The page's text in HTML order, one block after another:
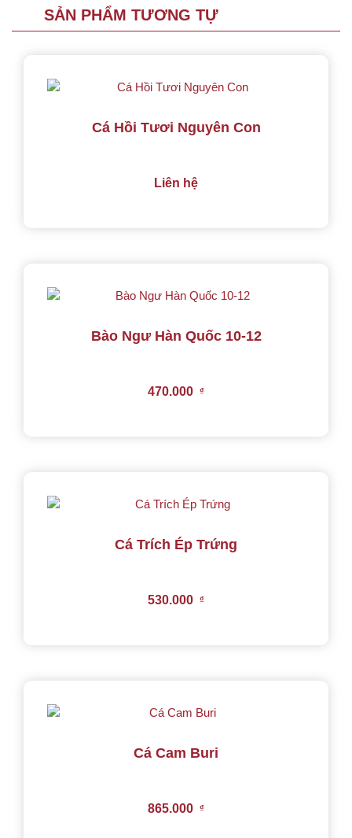
SẢN PHẨM TƯƠNG TỰ
Cá Hồi Tươi Nguyên Con
Liên hệ
Bào Ngư Hàn Quốc 10-12
470.000 ₫
Cá Trích Ép Trứng
530.000 ₫
Cá Cam Buri
865.000 ₫